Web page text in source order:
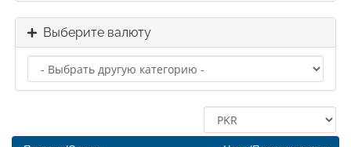
Выберите валюту